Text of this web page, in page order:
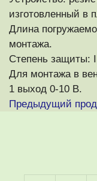
изготовленный в
Длина
монтажа.
Степень защиты:
Для монтажа в
1 выход 0-10 В.
Предыдущий